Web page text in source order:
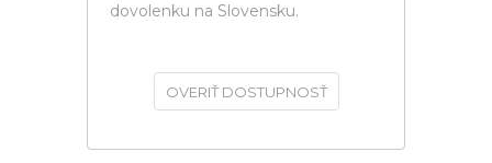
dovolenku na Slovensku.
OVERIŤ DOSTUPNOSŤ